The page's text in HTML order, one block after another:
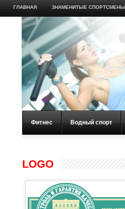
ГЛАВНАЯ ЗНАМЕНИТЫЕ СПОРТСМЕНЫ
Фитнес Водный спорт
LOGO